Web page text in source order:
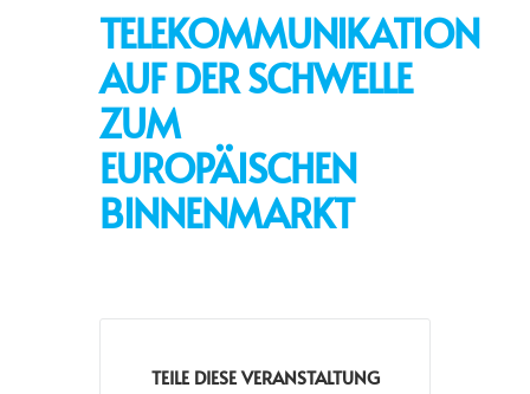
TELEKOMMUNIKATION
AUF DER SCHWELLE
ZUM
EUROPÄISCHEN
BINNENMARKT
TEILE DIESE VERANSTALTUNG